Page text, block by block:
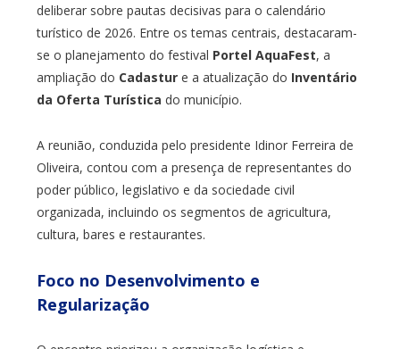
deliberar sobre pautas decisivas para o calendário
turístico de 2026. Entre os temas centrais, destacaram-
se o planejamento do festival Portel AquaFest, a
ampliação do Cadasture a atualização do Inventário
da Oferta Turística do município.
A reunião, conduzida pelo presidente Idinor Ferreira de
Oliveira, contou com a presença de representantes do
poder público, legislativo e da sociedade civil
organizada, incluindo os segmentos de agricultura,
cultura, bares e restaurantes.
Foco no Desenvolvimento e
Regularização